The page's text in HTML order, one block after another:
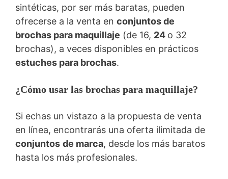
sintéticas, por ser más baratas, pueden
ofrecerse a la venta en conjuntos de
brochas para maquillaje (de 16, 24 o 32
brochas), a veces disponibles en prácticos
estuches para brochas.
¿Cómo usar las brochas para maquillaje?
Si echas un vistazo a la propuesta de venta
en línea, encontrarás una oferta ilimitada de
conjuntos de marca, desde los más baratos
hasta los más profesionales.